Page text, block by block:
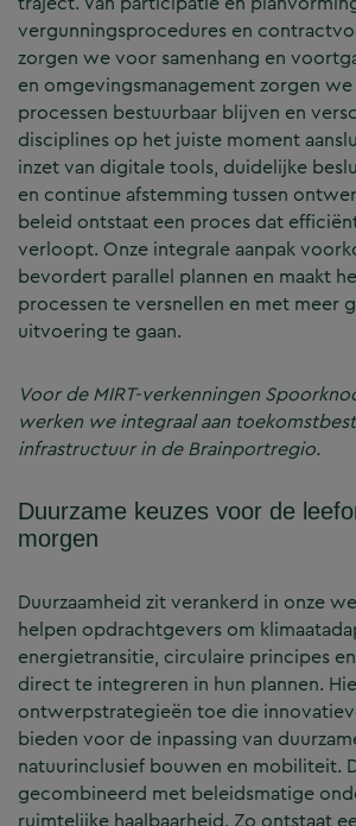
vergunningsprocedures en
zorgen we voor samenhang en
en omgevingsmanagement zorgen
processen bestuurbaar blijven en
disciplines op het juiste moment
inzet van digitale tools, duidelijke
en continue afstemming tussen
beleid ontstaat een proces dat
verloopt. Onze integrale aanpak
bevordert parallel plannen en maakt
processen te versnellen en met meer
uitvoering te gaan.
Voor de MIRT-verkenningen
werken we integraal aan
infrastructuur in de Brainportregio.
Duurzame keuzes voor de
morgen
Duurzaamheid zit verankerd in onze
helpen opdrachtgevers om
energietransitie, circulaire principes
direct te integreren in hun plannen.
ontwerpstrategieën toe die
bieden voor de inpassing van
natuurinclusief bouwen en mobiliteit.
gecombineerd met beleidsmatige